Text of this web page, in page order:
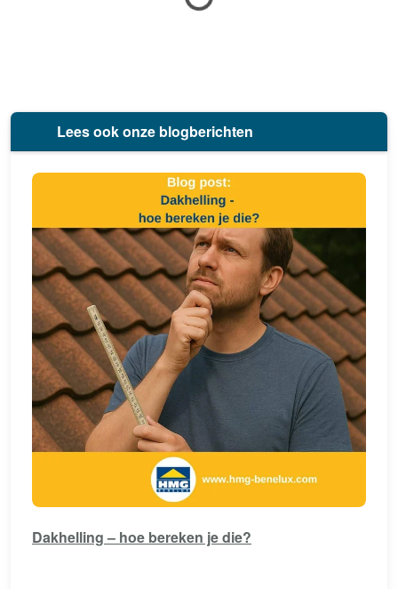
Lees ook onze blogberichten
Dakhelling – hoe bereken je die?